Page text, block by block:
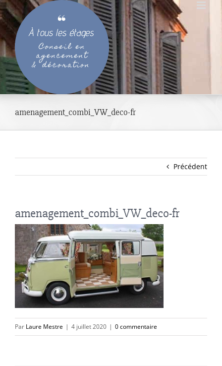
Passer
au
contenu
amenagement_combi_VW_deco-fr
Précédent
amenagement_combi_VW_deco-fr
Par Laure Mestre | 4 juillet 2020 | 0 commentaire